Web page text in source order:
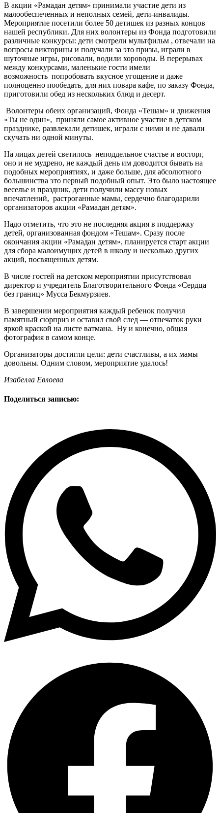
В акции «Рамадан детям» принимали участие дети из
малообеспеченных и неполных семей, дети-инвалиды.
Мероприятие посетили более 50 детишек из разных концов
нашей республики. Для них волонтеры из Фонда подготовили
различные конкурсы: дети смотрели мультфильм , отвечали на
вопросы викторины и получали за это призы, играли в
шуточные игры, рисовали, водили хороводы. В перерывах
между конкурсами, маленькие гости имели
возможность попробовать вкусное угощение и даже
полноценно пообедать, для них повара кафе, по заказу Фонда,
приготовили обед из нескольких блюд и десерт.
Волонтеры обеих организаций, Фонда «Тешам» и движения
«Ты не один», приняли самое активное участие в детском
празднике, развлекали детишек, играли с ними и не давали
скучать ни одной минуты.
На лицах детей светилось неподдельное счастье и восторг,
оно и не мудрено, не каждый день им доводится бывать на
подобных мероприятиях, и даже больше, для абсолютного
большинства это первый подобный опыт. Это было настоящее
веселье и праздник, дети получили массу новых
впечатлений, растроганные мамы, сердечно благодарили
организаторов акции «Рамадан детям».
Надо отметить, что это не последняя акция в поддержку
детей, организованная фондом «Тешам». Сразу после
окончания акции «Рамадан детям», планируется старт акции
для сбора малоимущих детей в школу и несколько других
акций, посвященных детям.
В числе гостей на детском мероприятии присутствовал
директор и учредитель Благотворительного Фонда «Сердца
без границ» Мусса Бекмурзиев.
В завершении мероприятия каждый ребенок получил
памятный сюрприз и оставил свой след — отпечаток руки
яркой краской на листе ватмана. Ну и конечно, общая
фотография в самом конце.
Организаторы достигли цели: дети счастливы, а их мамы
довольны. Одним словом, мероприятие удалось!
Изабелла Евлоева
Поделиться записью: